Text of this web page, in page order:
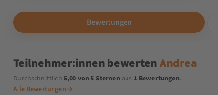
Bewertungen
Teilnehmer:innen bewertenAndrea
Durchschnittlich 5,00 von 5 Sternen aus 1 Bewertungen.
Alle Bewertungen→